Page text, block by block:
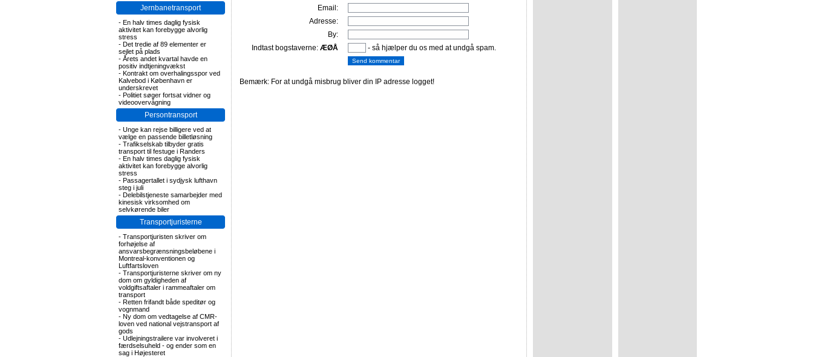
Jernbanetransport
- En halv times daglig fysisk
aktivitet kan forebygge alvorlig
stress
- Det tredie af 89 elementer er
sejlet på plads
- Årets andet kvartal havde en
positiv indtjeningvækst
- Kontrakt om overhalingsspor ved
Kalvebod i København er
underskrevet
- Politiet søger fortsat vidner og
videoovervågning
Persontransport
- Unge kan rejse billigere ved at
vælge en passende billetløsning
- Trafikselskab tilbyder gratis
transport til festuge i Randers
- En halv times daglig fysisk
aktivitet kan forebygge alvorlig
stress
- Passagertallet i sydjysk lufthavn
steg i juli
- Delebilstjeneste samarbejder med
kinesisk virksomhed om
selvkørende biler
Transportjuristerne
- Transportjuristen skriver om
forhøjelse af
ansvarsbegrænsningsbeløbene i
Montreal-konventionen og
Luftfartsloven
- Transportjuristerne skriver om ny
dom om gyldigheden af
voldgiftsaftaler i rammeaftaler om
transport
- Retten frifandt både speditør og
vognmand
- Ny dom om vedtagelse af CMR-
loven ved national vejstransport af
gods
- Udlejningstrailere var involveret i
færdselsuheld - og ender som en
sag i Højesteret
Email:
Adresse:
By:
Indtast bogstaverne: ÆØÅ - så hjælper du os med at undgå spam.
Bemærk: For at undgå misbrug bliver din IP adresse logget!